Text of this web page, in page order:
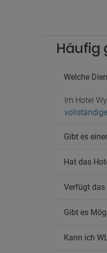
Häufig
Welche
Im Hotel
Gibt es
Hat das
Verfügt das
Gibt es
Kann ich